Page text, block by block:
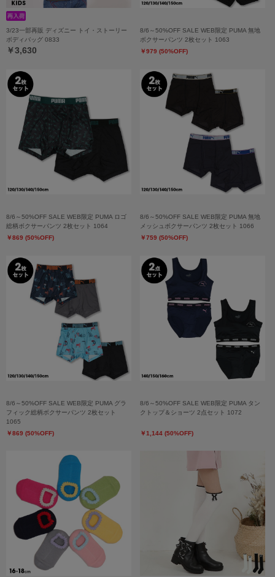
3/23一部再販 ディズニー トイ・ストーリー
ボディバッグ 0833
￥3,630
8/6～50%OFF SALE WEB限定 PUMA 無地
ボクサーパンツ 2枚セット 1063
￥979 (50%OFF)
8/6～50%OFF SALE WEB限定 PUMA ロゴ
総柄ボクサーパンツ 2枚セット 1064
￥869 (50%OFF)
8/6～50%OFF SALE WEB限定 PUMA 無地
メッシュボクサーパンツ 2枚セット 1066
￥759 (50%OFF)
8/6～50%OFF SALE WEB限定 PUMA グラ
フィック総柄ボクサーパンツ 2枚セット
1065
￥869 (50%OFF)
8/6～50%OFF SALE WEB限定 PUMA タン
クトップ＆ショーツ 2点セット 1072
￥1,144 (50%OFF)